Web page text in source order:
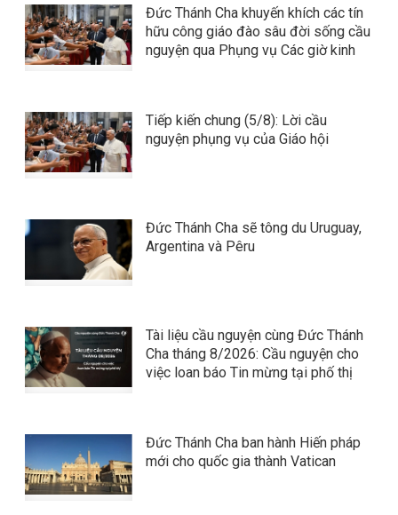
Đức Thánh Cha khuyến khích các tín
hữu công giáo đào sâu đời sống cầu
nguyện qua Phụng vụ Các giờ kinh
Tiếp kiến chung (5/8): Lời cầu
nguyện phụng vụ của Giáo hội
Đức Thánh Cha sẽ tông du Uruguay,
Argentina và Pêru
Tài liệu cầu nguyện cùng Đức Thánh
Cha tháng 8/2026: Cầu nguyện cho
việc loan báo Tin mừng tại phố thị
Đức Thánh Cha ban hành Hiến pháp
mới cho quốc gia thành Vatican